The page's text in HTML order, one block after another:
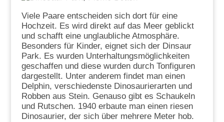
Viele Paare entscheiden sich dort für eine
Hochzeit. Es wird direkt auf das Meer geblickt
und schafft eine unglaubliche Atmosphäre.
Besonders für Kinder, eignet sich der Dinsaur
Park. Es wurden Unterhaltungsmöglichkeiten
geschaffen und diese wurden durch Tonfiguren
dargestellt. Unter anderem findet man einen
Delphin, verschiedenste Dinosaurierarten und
Robben aus Stein. Genauso gibt es Schaukeln
und Rutschen. 1940 erbaute man einen riesen
Dinosaurier, der sich über mehrere Meter hob.